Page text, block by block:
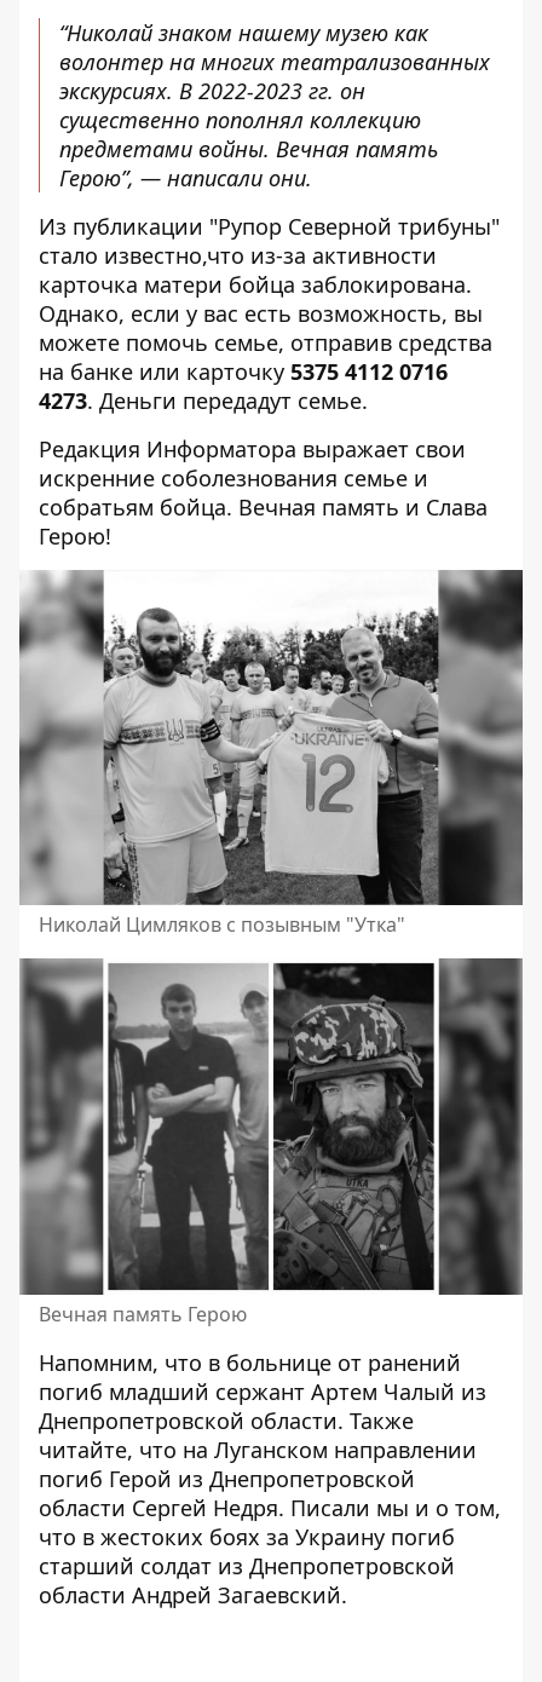
“Николай знаком нашему музею как
волонтер на многих театрализованных
экскурсиях. В 2022-2023 гг. он
существенно пополнял коллекцию
предметами войны. Вечная память
Герою”, — написали они.
Из публикации "Рупор Северной трибуны"
стало известно,что из-за активности
карточка матери бойца заблокирована.
Однако, если у вас есть возможность, вы
можете помочь семье, отправив средства
на банке или карточку 5375 4112 0716
4273. Деньги передадут семье.
Редакция Информатора выражает свои
искренние соболезнования семье и
собратьям бойца. Вечная память и Слава
Герою!
Николай Цимляков с позывным "Утка"
Вечная память Герою
Напомним, что в больнице от ранений
погиб младший сержант Артем Чалый из
Днепропетровской области. Также
читайте, что на Луганском направлении
погиб Герой из Днепропетровской
области Сергей Недря. Писали мы и о том,
что в жестоких боях за Украину погиб
старший солдат из Днепропетровской
области Андрей Загаевский.